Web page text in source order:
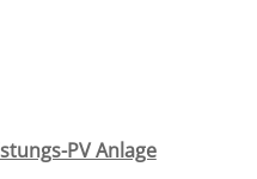
PV Anlage